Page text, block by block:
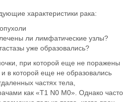
характеристики рака:
ли лимфатические узлы?
уже образовались?
при которой еще не поражены
в которой еще не образовались
частях тела,
как «T1 N0 M0». Однако часто